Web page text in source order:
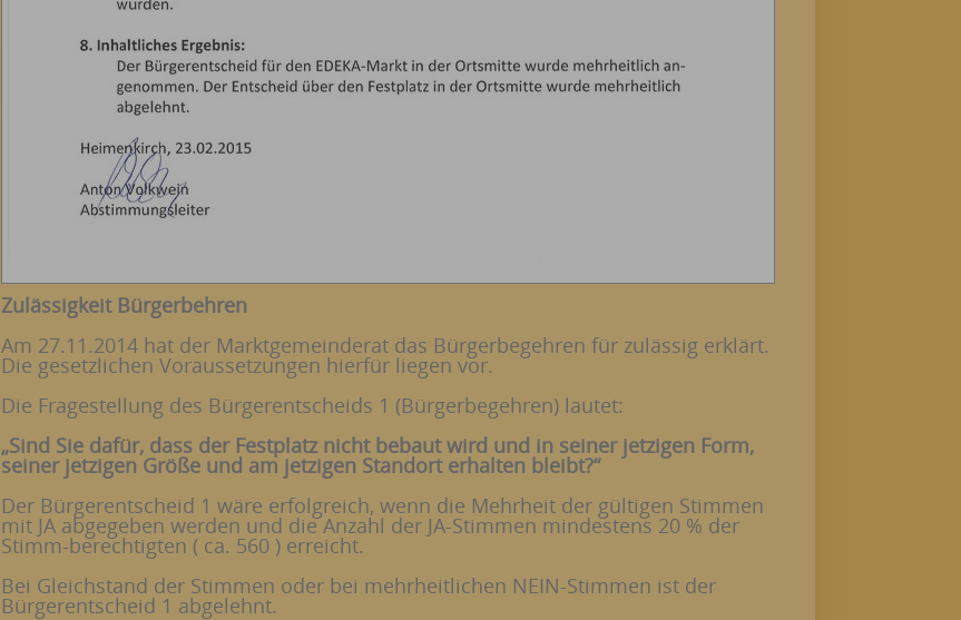
Zulässigkeit Bürgerbehren
Am 27.11.2014 hat der Marktgemeinderat das Bürgerbegehren für zulässig erklärt.
Die gesetzlichen Voraussetzungen hierfür liegen vor.
Die Fragestellung des Bürgerentscheids 1 (Bürgerbegehren) lautet:
„Sind Sie dafür, dass der Festplatz nicht bebaut wird und in seiner jetzigen Form,
seiner jetzigen Größe und am jetzigen Standort erhalten bleibt?“
Der Bürgerentscheid 1 wäre erfolgreich, wenn die Mehrheit der gültigen Stimmen
mit JA abgegeben werden und die Anzahl der JA-Stimmen mindestens 20 % der
Stimm-berechtigten ( ca. 560 ) erreicht.
Bei Gleichstand der Stimmen oder bei mehrheitlichen NEIN-Stimmen ist der
Bürgerentscheid 1 abgelehnt.